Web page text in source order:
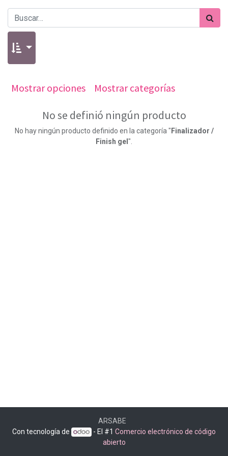
Mostrar opciones Mostrar categorías
No se definió ningún producto
No hay ningún producto definido en la categoría " Finalizador /
Finish gel ".
ARSABE
Con tecnología de
- El #1Comercio electrónico de código
abierto